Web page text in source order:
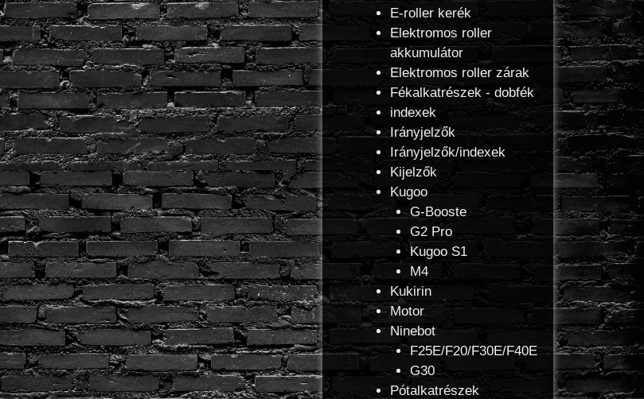
E-roller kerék
Elektromos roller
akkumulátor
Elektromos roller zárak
Fékalkatrészek - dobfék
indexek
Irányjelzők
Irányjelzők/indexek
Kijelzők
Kugoo
G-Booste
G2 Pro
Kugoo S1
M4
Kukirin
Motor
Ninebot
F25E/F20/F30E/F40E
G30
Pótalkatrészek